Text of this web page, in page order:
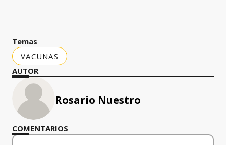
Temas
VACUNAS
AUTOR
Rosario Nuestro
COMENTARIOS